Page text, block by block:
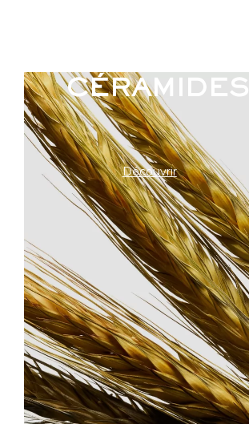
CÉRAMIDES
Découvrir